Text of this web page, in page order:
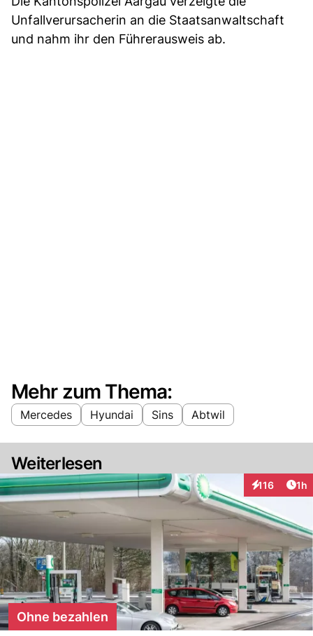
Unfallverursacherin an die Staatsanwaltschaft
und nahm ihr den Führerausweis ab.
Mehr zum Thema:
Mercedes Hyundai Sins Abtwil
Weiterlesen
116
Interaktionen
1h
Ohne bezahlen